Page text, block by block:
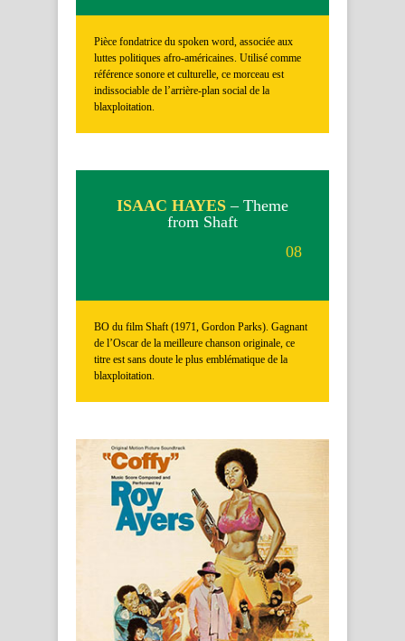
Pièce fondatrice du spoken word, associée aux
luttes politiques afro-américaines. Utilisé comme
référence sonore et culturelle, ce morceau est
indissociable de l’arrière-plan social de la
blaxploitation.
ISAAC HAYES – Theme
from Shaft
08
BO du film Shaft (1971, Gordon Parks). Gagnant
de l’Oscar de la meilleure chanson originale, ce
titre est sans doute le plus emblématique de la
blaxploitation.